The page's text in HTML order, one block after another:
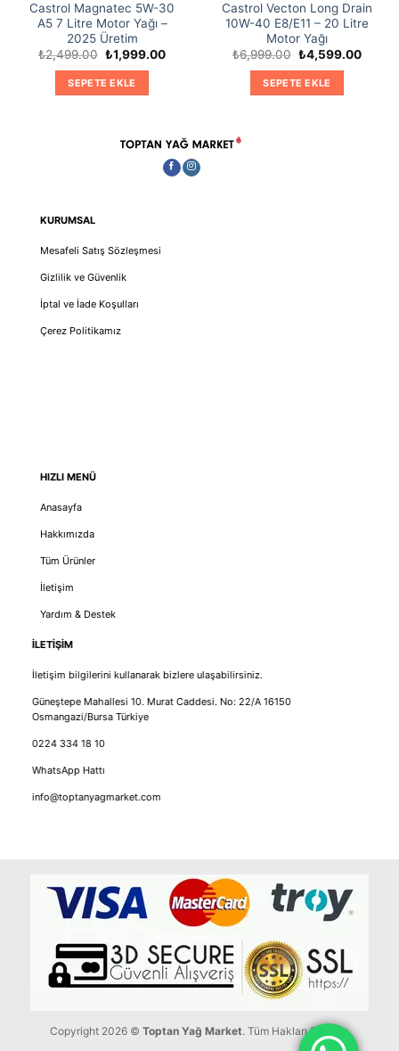
Castrol Magnatec 5W-30
A5 7 Litre Motor Yağı –
2025 Üretim
₺2,499.00 Orijinal
fiyat:
₺2,499.00.
₺1,999.00Şu
SEPETE EKLE
Castrol Vecton Long Drain
10W-40 E8/E11 – 20 Litre
Motor Yağı
₺6,999.00 Orijinal
fiyat:
₺6,999.00.
₺4,599.00Şu
SEPETE EKLE
KURUMSAL
Mesafeli Satış Sözleşmesi
Gizlilik ve Güvenlik
İptal ve İade Koşulları
Çerez Politikamız
HIZLI MENÜ
Anasayfa
Hakkımızda
Tüm Ürünler
İletişim
Yardım & Destek
İLETİŞİM
İletişim bilgilerini kullanarak bizlere ulaşabilirsiniz.
Güneştepe Mahallesi 10. Murat Caddesi. No: 22/A 16150
Osmangazi/Bursa Türkiye
0224 334 18 10
WhatsApp Hattı
info@toptanyagmarket.com
Copyright 2026 © Toptan Yağ Market. Tüm Hakları Saklıdır.